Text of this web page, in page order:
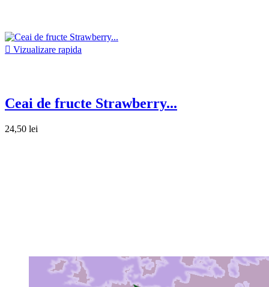
 Vizualizare rapida
Ceai de fructe Strawberry...
24,50 lei